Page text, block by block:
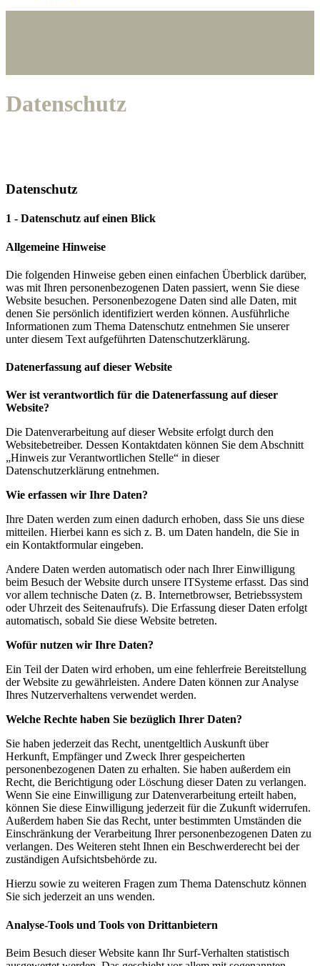
Datenschutz
Datenschutz
1 - Datenschutz auf einen Blick
Allgemeine Hinweise
Die folgenden Hinweise geben einen einfachen Überblick darüber,
was mit Ihren personenbezogenen Daten passiert, wenn Sie diese
Website besuchen. Personenbezogene Daten sind alle Daten, mit
denen Sie persönlich identifiziert werden können. Ausführliche
Informationen zum Thema Datenschutz entnehmen Sie unserer
unter diesem Text aufgeführten Datenschutzerklärung.
Datenerfassung auf dieser Website
Wer ist verantwortlich für die Datenerfassung auf dieser
Website?
Die Datenverarbeitung auf dieser Website erfolgt durch den
Websitebetreiber. Dessen Kontaktdaten können Sie dem Abschnitt
„Hinweis zur Verantwortlichen Stelle“ in dieser
Datenschutzerklärung entnehmen.
Wie erfassen wir Ihre Daten?
Ihre Daten werden zum einen dadurch erhoben, dass Sie uns diese
mitteilen. Hierbei kann es sich z. B. um Daten handeln, die Sie in
ein Kontaktformular eingeben.
Andere Daten werden automatisch oder nach Ihrer Einwilligung
beim Besuch der Website durch unsere ITSysteme erfasst. Das sind
vor allem technische Daten (z. B. Internetbrowser, Betriebssystem
oder Uhrzeit des Seitenaufrufs). Die Erfassung dieser Daten erfolgt
automatisch, sobald Sie diese Website betreten.
Wofür nutzen wir Ihre Daten?
Ein Teil der Daten wird erhoben, um eine fehlerfreie Bereitstellung
der Website zu gewährleisten. Andere Daten können zur Analyse
Ihres Nutzerverhaltens verwendet werden.
Welche Rechte haben Sie bezüglich Ihrer Daten?
Sie haben jederzeit das Recht, unentgeltlich Auskunft über
Herkunft, Empfänger und Zweck Ihrer gespeicherten
personenbezogenen Daten zu erhalten. Sie haben außerdem ein
Recht, die Berichtigung oder Löschung dieser Daten zu verlangen.
Wenn Sie eine Einwilligung zur Datenverarbeitung erteilt haben,
können Sie diese Einwilligung jederzeit für die Zukunft widerrufen.
Außerdem haben Sie das Recht, unter bestimmten Umständen die
Einschränkung der Verarbeitung Ihrer personenbezogenen Daten zu
verlangen. Des Weiteren steht Ihnen ein Beschwerderecht bei der
zuständigen Aufsichtsbehörde zu.
Hierzu sowie zu weiteren Fragen zum Thema Datenschutz können
Sie sich jederzeit an uns wenden.
Analyse-Tools und Tools von Drittanbietern
Beim Besuch dieser Website kann Ihr Surf-Verhalten statistisch